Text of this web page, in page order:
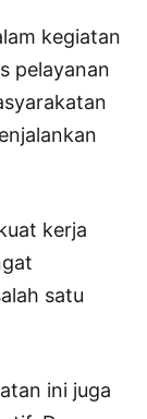
kegiatan
pelayanan
kerja
satu
ini juga